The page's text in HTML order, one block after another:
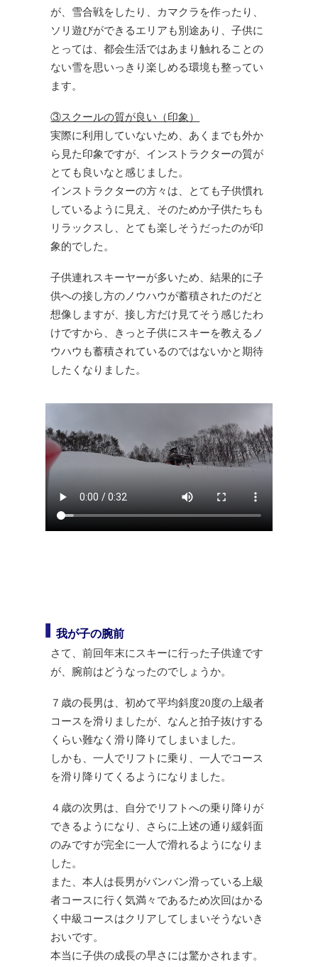
が、雪合戦をしたり、カマクラを作ったり、
ソリ遊びができるエリアも別途あり、子供に
とっては、都会生活ではあまり触れることの
ない雪を思いっきり楽しめる環境も整ってい
ます。
③スクールの質が良い（印象）
実際に利用していないため、あくまでも外か
ら見た印象ですが、インストラクターの質が
とても良いなと感じました。
インストラクターの方々は、とても子供慣れ
しているように見え、そのためか子供たちも
リラックスし、とても楽しそうだったのが印
象的でした。
子供連れスキーヤーが多いため、結果的に子
供への接し方のノウハウが蓄積されたのだと
想像しますが、接し方だけ見てそう感じたわ
けですから、きっと子供にスキーを教えるノ
ウハウも蓄積されているのではないかと期待
したくなりました。
我が子の腕前
さて、前回年末にスキーに行った子供達です
が、腕前はどうなったのでしょうか。
７歳の長男は、初めて平均斜度20度の上級者
コースを滑りましたが、なんと拍子抜けする
くらい難なく滑り降りてしまいました。
しかも、一人でリフトに乗り、一人でコース
を滑り降りてくるようになりました。
４歳の次男は、自分でリフトへの乗り降りが
できるようになり、さらに上述の通り緩斜面
のみですが完全に一人で滑れるようになりま
した。
また、本人は長男がバンバン滑っている上級
者コースに行く気満々であるため次回はかる
く中級コースはクリアしてしまいそうないき
おいです。
本当に子供の成長の早さには驚かされます。